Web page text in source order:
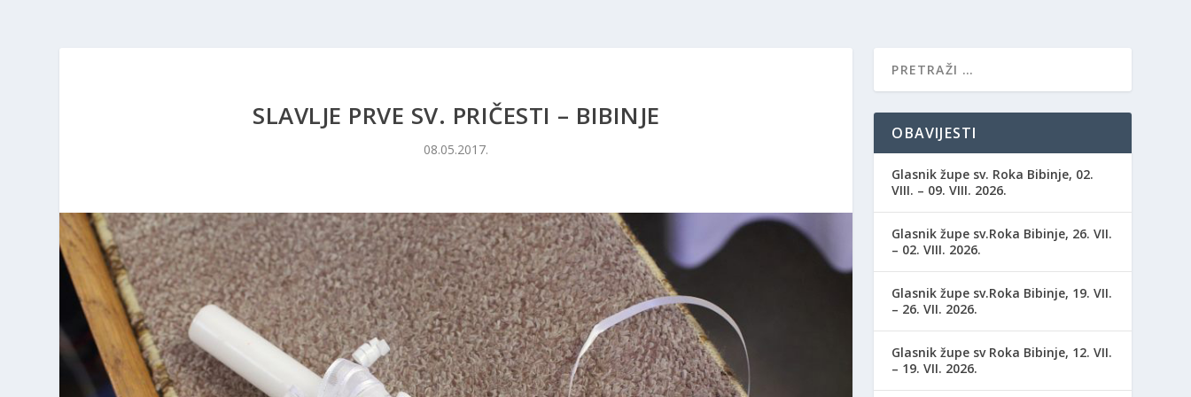
SLAVLJE PRVE SV. PRIČESTI – BIBINJE
08.05.2017.
OBAVIJESTI
Glasnik župe sv. Roka Bibinje, 02.
VIII. – 09. VIII. 2026.
Glasnik župe sv.Roka Bibinje, 26. VII.
– 02. VIII. 2026.
Glasnik župe sv.Roka Bibinje, 19. VII.
– 26. VII. 2026.
Glasnik župe sv Roka Bibinje, 12. VII.
– 19. VII. 2026.